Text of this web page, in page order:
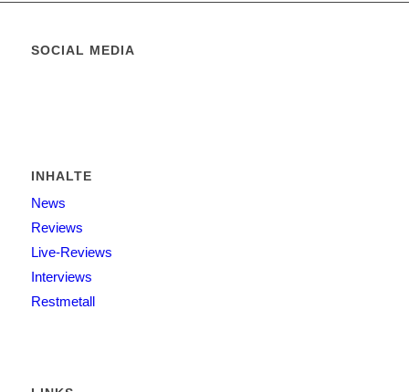
SOCIAL MEDIA
INHALTE
News
Reviews
Live-Reviews
Interviews
Restmetall